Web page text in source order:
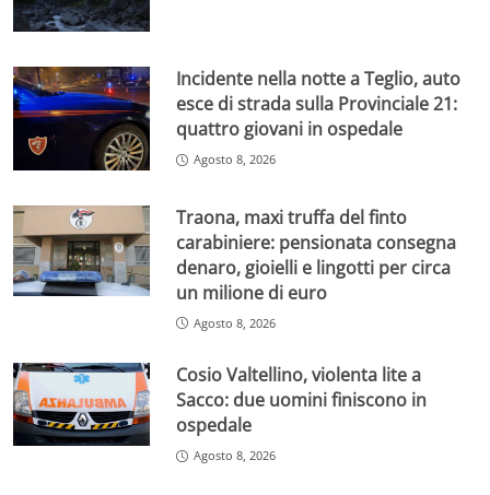
Incidente nella notte a Teglio, auto
esce di strada sulla Provinciale 21:
quattro giovani in ospedale
Agosto 8, 2026
Traona, maxi truffa del finto
carabiniere: pensionata consegna
denaro, gioielli e lingotti per circa
un milione di euro
Agosto 8, 2026
Cosio Valtellino, violenta lite a
Sacco: due uomini finiscono in
ospedale
Agosto 8, 2026